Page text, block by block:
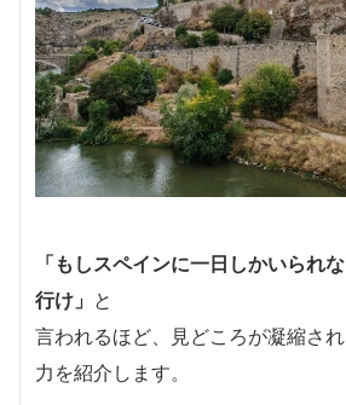
「もしスペインに一日しかいられ
行け」 と
言われるほど、見どころが凝縮さ
力を紹介します。